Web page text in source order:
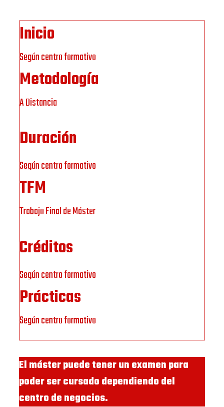
Inicio
Según centro formativo
Metodología
A Distancia
Duración
Según centro formativo
TFM
Trabajo Final de Máster
Créditos
Según centro formativo
Prácticas
Según centro formativo
El máster puede tener un examen para
poder ser cursado dependiendo del
centro de negocios.